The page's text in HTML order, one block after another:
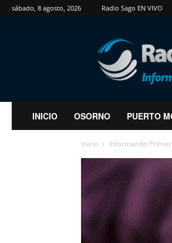
sábado, 8 agosto, 2026 Radio Sago EN VIVO
RadioSago
INICIO OSORNO PUERTO
Inicio Informando